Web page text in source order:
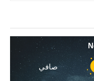
صافي